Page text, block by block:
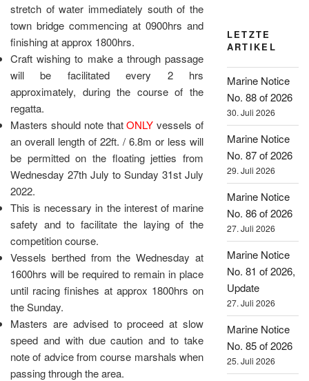
stretch of water immediately south of the
town bridge commencing at 0900hrs and
finishing at approx 1800hrs.
Craft wishing to make a through passage
will be facilitated every 2 hrs
approximately, during the course of the
regatta.
Masters should note thatONLY vessels of
an overall length of 22ft. / 6.8m or less will
be permitted on the floating jetties from
Wednesday 27th July to Sunday 31st July
2022.
This is necessary in the interest of marine
safety and to facilitate the laying of the
competition course.
Vessels berthed from the Wednesday at
1600hrs will be required to remain in place
until racing finishes at approx 1800hrs on
the Sunday.
Masters are advised to proceed at slow
speed and with due caution and to take
note of advice from course marshals when
passing through the area.
LETZTE
ARTIKEL
Marine Notice
No. 88 of 2026
30. Juli 2026
Marine Notice
No. 87 of 2026
29. Juli 2026
Marine Notice
No. 86 of 2026
27. Juli 2026
Marine Notice
No. 81 of 2026,
Update
27. Juli 2026
Marine Notice
No. 85 of 2026
25. Juli 2026